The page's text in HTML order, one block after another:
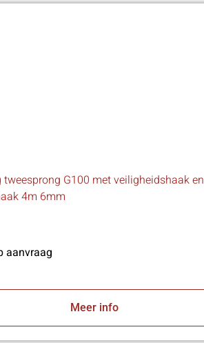
tweesprong G100 met veiligheidshaak en
4m 6mm
aanvraag
Meer info